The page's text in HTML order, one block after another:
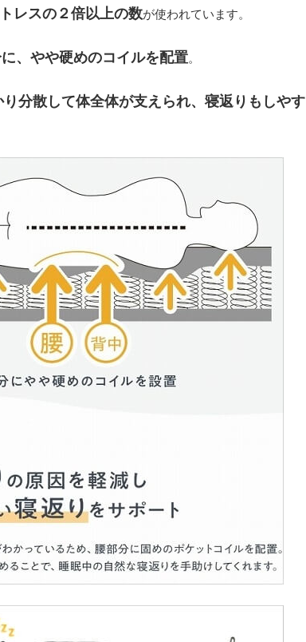
レスの２倍以上の数が使われています。
、やや硬めのコイルを配置。
分散して体全体が支えられ、寝返りもしやす